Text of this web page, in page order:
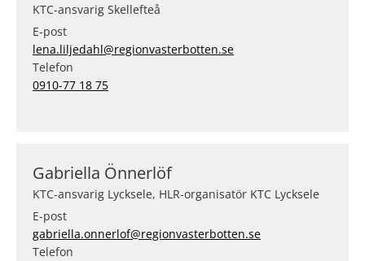
KTC-ansvarig Skellefteå
E-post
lena.liljedahl@regionvasterbotten.se
Telefon
0910-77 18 75
Gabriella Önnerlöf
KTC-ansvarig Lycksele, HLR-organisatör KTC Lycksele
E-post
gabriella.onnerlof@regionvasterbotten.se
Telefon